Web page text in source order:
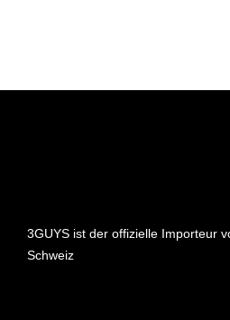
3GUYS ist der offizielle Importeur
Schweiz